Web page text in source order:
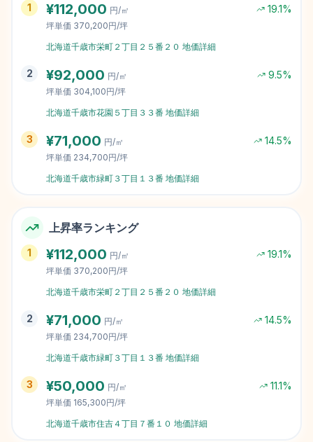
1 ¥112,000 円/㎡ 19.1%
坪単価 370,200円/坪
北海道千歳市栄町２丁目２５番２０ 地価詳細
2 ¥92,000 円/㎡ 9.5%
坪単価 304,100円/坪
北海道千歳市花園５丁目３３番 地価詳細
3 ¥71,000 円/㎡ 14.5%
坪単価 234,700円/坪
北海道千歳市緑町３丁目１３番 地価詳細
上昇率ランキング
1 ¥112,000 円/㎡ 19.1%
坪単価 370,200円/坪
北海道千歳市栄町２丁目２５番２０ 地価詳細
2 ¥71,000 円/㎡ 14.5%
坪単価 234,700円/坪
北海道千歳市緑町３丁目１３番 地価詳細
3 ¥50,000 円/㎡ 11.1%
坪単価 165,300円/坪
北海道千歳市住吉４丁目７番１０ 地価詳細